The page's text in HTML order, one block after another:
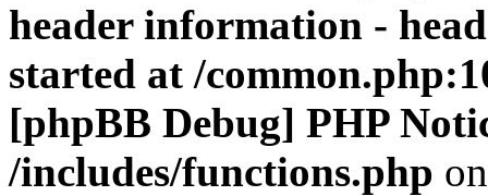
header information -
started at /
[phpBB Debug] PHP
/includes/functions.php